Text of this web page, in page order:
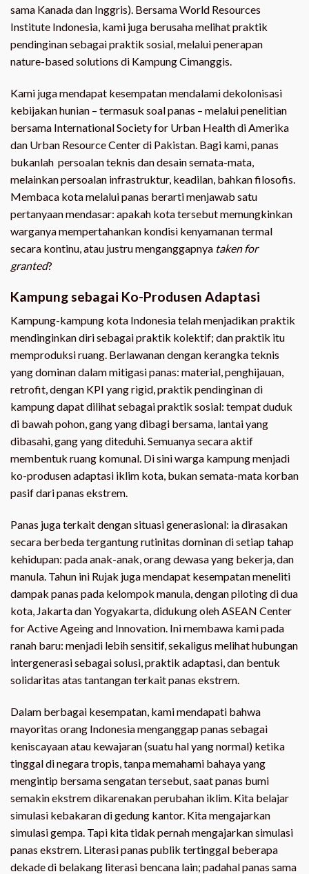
sama Kanada dan Inggris). Bersama World Resources
Institute Indonesia, kami juga berusaha melihat praktik
pendinginan sebagai praktik sosial, melalui penerapan
nature-based solutions di Kampung Cimanggis.
Kami juga mendapat kesempatan mendalami dekolonisasi
kebijakan hunian – termasuk soal panas – melalui penelitian
bersama International Society for Urban Health di Amerika
dan Urban Resource Center di Pakistan. Bagi kami, panas
bukanlah persoalan teknis dan desain semata-mata,
melainkan persoalan infrastruktur, keadilan, bahkan filosofis.
Membaca kota melalui panas berarti menjawab satu
pertanyaan mendasar: apakah kota tersebut memungkinkan
warganya mempertahankan kondisi kenyamanan termal
secara kontinu, atau justru menganggapnya taken for
granted?
Kampung sebagai Ko-Produsen Adaptasi
Kampung-kampung kota Indonesia telah menjadikan praktik
mendinginkan diri sebagai praktik kolektif; dan praktik itu
memproduksi ruang. Berlawanan dengan kerangka teknis
yang dominan dalam mitigasi panas: material, penghijauan,
retrofit, dengan KPI yang rigid, praktik pendinginan di
kampung dapat dilihat sebagai praktik sosial: tempat duduk
di bawah pohon, gang yang dibagi bersama, lantai yang
dibasahi, gang yang diteduhi. Semuanya secara aktif
membentuk ruang komunal. Di sini warga kampung menjadi
ko-produsen adaptasi iklim kota, bukan semata-mata korban
pasif dari panas ekstrem.
Panas juga terkait dengan situasi generasional: ia dirasakan
secara berbeda tergantung rutinitas dominan di setiap tahap
kehidupan: pada anak-anak, orang dewasa yang bekerja, dan
manula. Tahun ini Rujak juga mendapat kesempatan meneliti
dampak panas pada kelompok manula, dengan piloting di dua
kota, Jakarta dan Yogyakarta, didukung oleh ASEAN Center
for Active Ageing and Innovation. Ini membawa kami pada
ranah baru: menjadi lebih sensitif, sekaligus melihat hubungan
intergenerasi sebagai solusi, praktik adaptasi, dan bentuk
solidaritas atas tantangan terkait panas ekstrem.
Dalam berbagai kesempatan, kami mendapati bahwa
mayoritas orang Indonesia menganggap panas sebagai
keniscayaan atau kewajaran (suatu hal yang normal) ketika
tinggal di negara tropis, tanpa memahami bahaya yang
mengintip bersama sengatan tersebut, saat panas bumi
semakin ekstrem dikarenakan perubahan iklim. Kita belajar
simulasi kebakaran di gedung kantor. Kita mengajarkan
simulasi gempa. Tapi kita tidak pernah mengajarkan simulasi
panas ekstrem. Literasi panas publik tertinggal beberapa
dekade di belakang literasi bencana lain; padahal panas sama